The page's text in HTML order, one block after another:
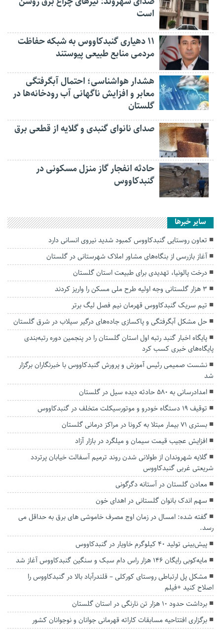
است
۱۱ دهیاری گنبدکاووس به شبکه حفاظت
مردمی منابع طبیعی پیوستند
هشدار هواشناسی؛ احتمال آبگرفتگی
معابر و افزایش ناگهانی آب رودخانه‌ها در
گلستان
صدای نانوای گنبدی و گلایه از قطعی برق
حادثه انفجار گاز منزل مسکونی در
گنبدکاووس
سایر خبرها
تعاون روستایی گنبدکاووس کمبود شدید نیروی انسانی دارد
آغاز بازرسی از بنگاه‌های مشاور املاک شهرستانی در گلستان
درخت پالونیا، تهدیدی برای طبیعت استان گلستان
۳ هزار گلستانی وجه اولیه طرح ملی مسکن را واریز کردند
تیم سریک گنبدکاووس قهرمان نیم فصل لیگ برتر
حل مشکل آبگرفتگی و پاکسازی جاده‌های درگیر سیلاب در شرق گلستان
پایگاه اخبار گنبد رتبه اول استان گلستان را در پنجمین دوره رتبه‌بندی
پایگاه‌های خبری کسب کرد
نشست صمیمی رئیس آموزش و پرورش گنبدکاووس با خبرنگاران برگزار
شد
امدادرسانی به ۵۸۰ حادثه دیده سیل در گلستان
توقيف 19 دستگاه خودرو و موتورسيكلت متخلف در گنبدكاووس
بستری ۷۱ بیمار مبتلا به کرونا در مراکز درمانی گلستان
افزایش عجیب قیمت سیمان و میلگرد در بازار آزاد
گلایه شهروندان از طولانی شدن روند ترمیم آسفالت خیابان پرتردد
شریعتی غربی گنبدکاووس
معادن گلستان در آستانه دگرگونی
سهم اندک بانوان گلستانی در اهدای خون
گفته شده: امسال در زمان اوج مصرف خاموشی های برق به حداقل می
رسد.
پیش‌بینی تولید ۴۰ کیلوگرم خاویار در گنبدکاووس
مایه‌کوبی رایگان ۱۴۶ هزار راس دام‌ سبک و سنگین گنبدکاووس آغاز شد
مشکل پل ارتباطی روستای کورکلی – قلندرآباد بالا در گنبدکاووس را
اصلاح کنید +فیلم
برداشت حدود ۱۰ هزار تن نارنگی در استان گلستان
برگزاری افتتاحیه مسابقات کاراته قهرمانی جوانان و نوجوانان کشور